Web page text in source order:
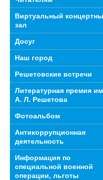
Виртуальный
зал
Досуг
Наш город
Решетовские встречи
Литературная премия
А. Л. Решетова
Фотоальбом
Антикоррупционная
деятельность
Информация по
специальной военной
операции, льготы